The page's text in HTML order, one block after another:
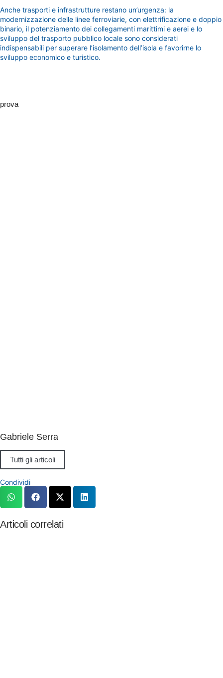
Anche trasporti e infrastrutture restano un’urgenza: la
modernizzazione delle linee ferroviarie, con elettrificazione e doppio
binario, il potenziamento dei collegamenti marittimi e aerei e lo
sviluppo del trasporto pubblico locale sono considerati
indispensabili per superare l’isolamento dell’isola e favorirne lo
sviluppo economico e turistico.
prova
Gabriele Serra
Tutti gli articoli
Condividi
Articoli correlati